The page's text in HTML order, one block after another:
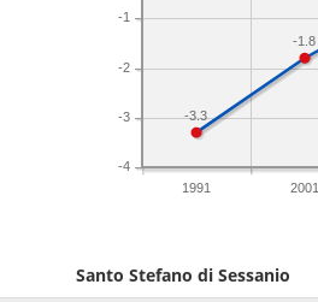
1991 2001
-4
-3
-2
-1
-1.8
-3.3
Santo Stefano di Sessanio